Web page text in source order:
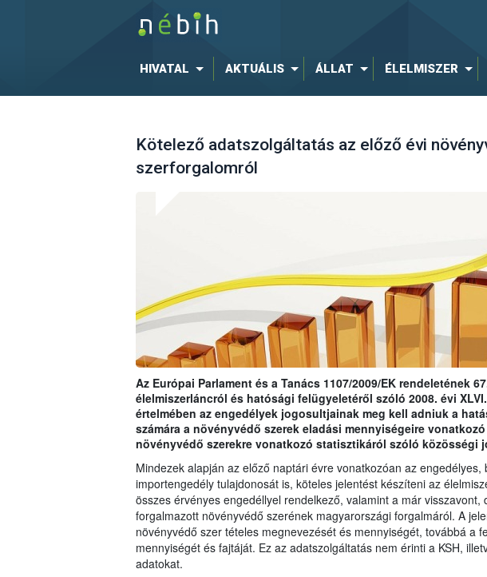
HIVATAL AKTUÁLIS ÁLLAT ÉLELMISZER
Kötelező adatszolgáltatás az előző évi
szerforgalomról
Az Európai Parlament és a Tanács 1107/2009/EK rendeletének
élelmiszerláncról és hatósági felügyeletéről szóló 2008. évi
értelmében az engedélyek jogosultjainak meg kell adniuk a
számára a növényvédő szerek eladási mennyiségeire
növényvédő szerekre vonatkozó statisztikáról szóló közösségi
Mindezek alapján az előző naptári évre vonatkozóan az
importengedély tulajdonosát is, köteles jelentést készíteni az
összes érvényes engedéllyel rendelkező, valamint a már visszavont,
forgalmazott növényvédő szerének magyarországi forgalmáról. A
növényvédő szer tételes megnevezését és mennyiségét, továbbá a
mennyiségét és fajtáját. Ez az adatszolgáltatás nem érinti a KSH,
adatokat.